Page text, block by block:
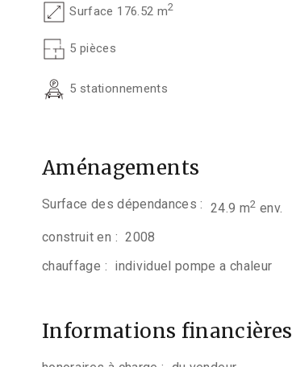
Surface 176.52 m2
5 pièces
5 stationnements
Aménagements
Surface des dépendances : 24.9 m2 env.
construit en : 2008
chauffage : individuel pompe a chaleur
Informations financières